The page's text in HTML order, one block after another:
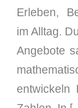
Erleben,
im Alltag.
Angebote
entwickeln